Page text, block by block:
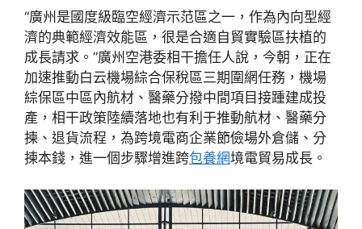
“廣州是國度級臨空經濟示范區之一，作為內向型經
濟的典範經濟效能區，很是合適自貿實驗區扶植的
成長請求。”廣州空港委相干擔任人說，今朝，正在
加速推動白云機場綜合保稅區三期圍網任務，機場
綜保區中區內航材、醫藥分撥中間項目接踵建成投
產，相干政策陸續落地也有利于推動航材、醫藥分
揀、退貨流程，為跨境電商企業節儉場外倉儲、分
揀本錢，進一個步驟增進跨包養網境電貿易成長。